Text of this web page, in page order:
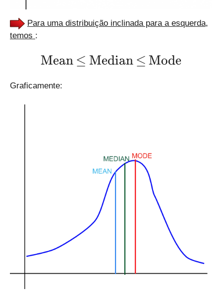
Para uma distribuição inclinada para a esquerda,
temos :
\Large \text{Mean} \le
Mean ≤ Median ≤ Mode
Graficamente: